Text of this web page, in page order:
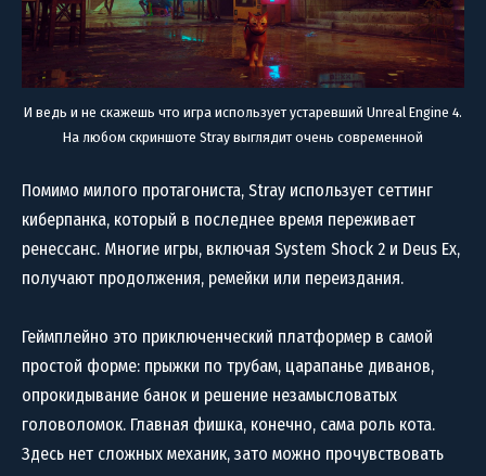
И ведь и не скажешь что игра использует устаревший Unreal Engine 4.
На любом скриншоте Stray выглядит очень современной
Помимо милого протагониста, Stray использует сеттинг
киберпанка, который в последнее время переживает
ренессанс. Многие игры, включая System Shock 2 и Deus Ex,
получают продолжения, ремейки или переиздания.
Геймплейно это приключенческий платформер в самой
простой форме: прыжки по трубам, царапанье диванов,
опрокидывание банок и решение незамысловатых
головоломок. Главная фишка, конечно, сама роль кота.
Здесь нет сложных механик, зато можно прочувствовать